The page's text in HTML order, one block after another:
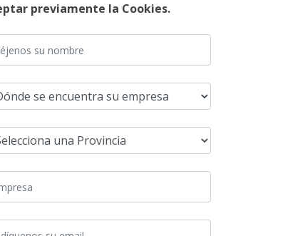
previamente la Cookies.